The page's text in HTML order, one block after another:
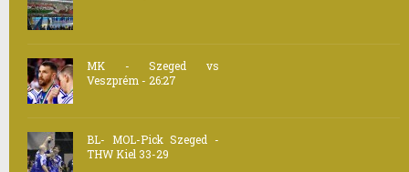
MK - Szeged vs
Veszprém - 26:27
BL- MOL-Pick Szeged -
THW Kiel 33-29